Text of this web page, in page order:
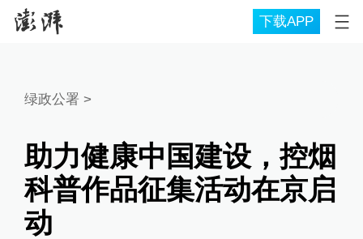
下载APP
绿政公署 >
助力健康中国建设，控烟
科普作品征集活动在京启
动